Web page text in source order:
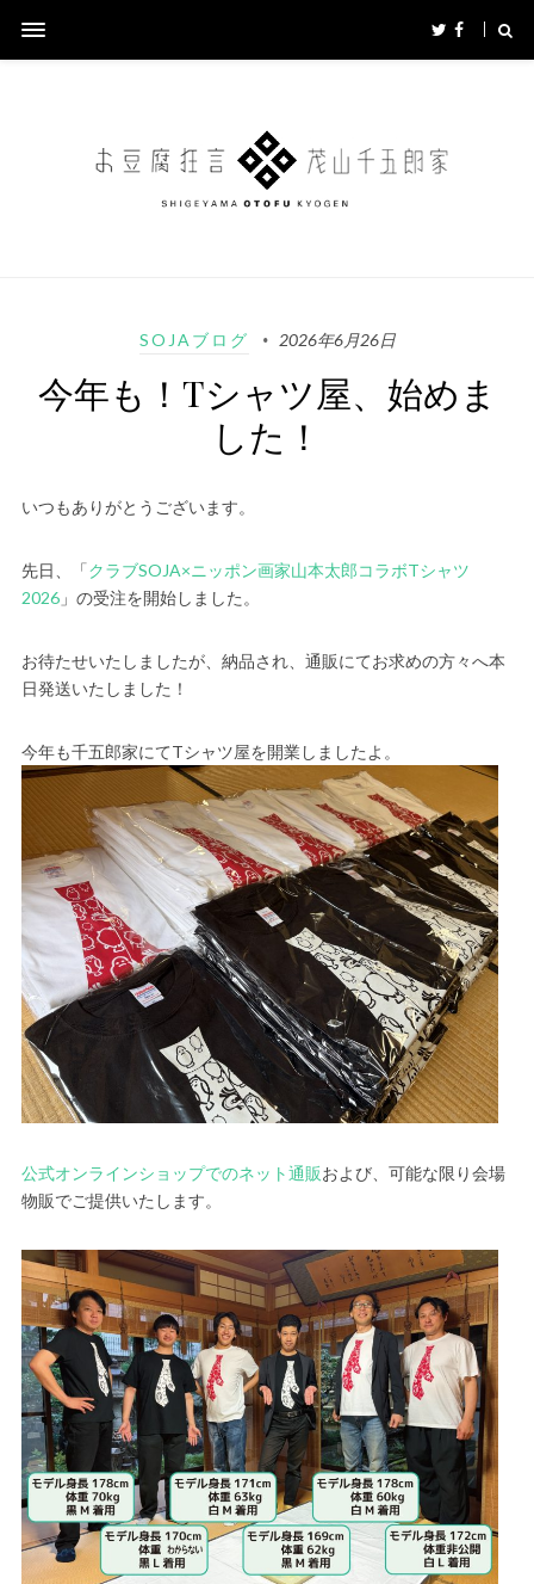
SOJAブログ 2026年6月26日
今年も！Tシャツ屋、始めま
した！
いつもありがとうございます。
先日、「クラブSOJA×ニッポン画家山本太郎コラボTシャツ
2026」の受注を開始しました。
お待たせいたしましたが、納品され、通販にてお求めの方々へ本
日発送いたしました！
今年も千五郎家にてTシャツ屋を開業しましたよ。
公式オンラインショップでのネット通販および、可能な限り会場
物販でご提供いたします。